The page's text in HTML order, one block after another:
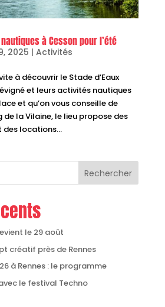
à Cesson pour l’été
2025 | Activités
à découvrir le Stade d’Eaux
et leurs activités nautiques
et qu’on vous conseille de
de la Vilaine, le lieu propose des
des locations...
Rechercher
le 29 août
créatif près de Rennes
à Rennes : le programme
le festival Techno